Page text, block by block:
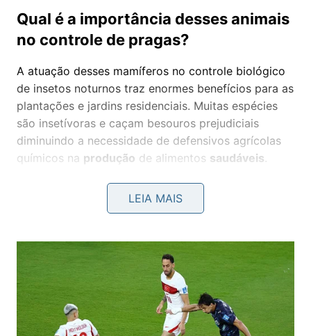
Qual é a importância desses animais
no controle de pragas?
A atuação desses mamíferos no controle biológico
de insetos noturnos traz enormes benefícios para as
plantações e jardins residenciais. Muitas espécies
são insetívoras e caçam besouros prejudiciais
diminuindo a necessidade de defensivos agrícolas
químicos na produção de alimentos saudáveis
LEIA MAIS